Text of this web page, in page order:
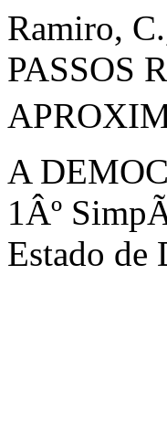
Ramiro,
PASSOS
A
1Âº
Estado